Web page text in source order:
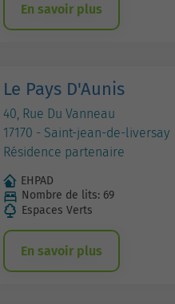
En savoir plus
Le Pays D'Aunis
40, Rue Du Vanneau
17170 - Saint-jean-de-liversay
Résidence partenaire
EHPAD
Nombre de lits: 69
Espaces Verts
En savoir plus